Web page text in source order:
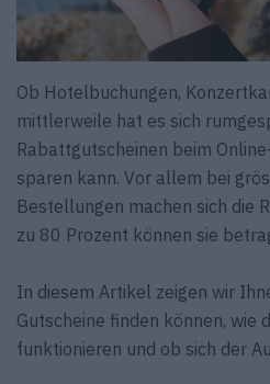
Ob Hotelbuchungen,
mittlerweile hat es sich
Rabattgutscheinen beim
sparen kann. Vor allem bei
Bestellungen machen sich die
zu 80 Prozent können sie
In diesem Artikel zeigen wir
Gutscheine finden können, wie
funktionieren und ob sich der